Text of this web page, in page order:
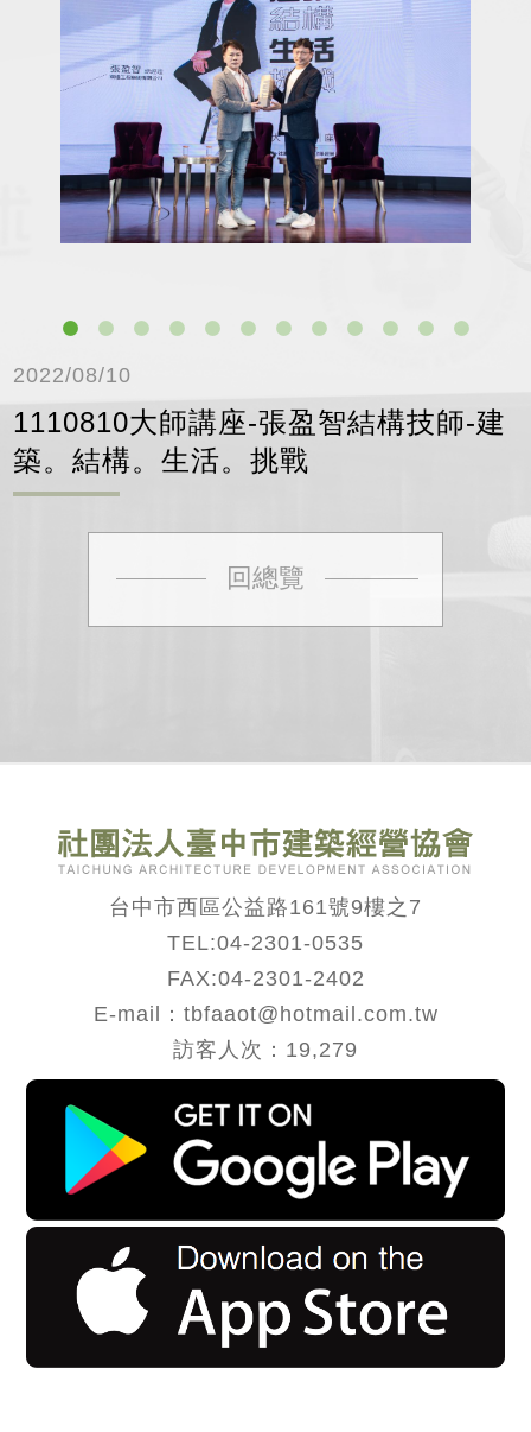
2022/08/10
1110810大師講座-張盈智結構技師-建
築。結構。生活。挑戰
回總覽
台中市西區公益路161號9樓之7
TEL:04-2301-0535
FAX:04-2301-2402
E-mail：tbfaaot@hotmail.com.tw
訪客人次：19,279